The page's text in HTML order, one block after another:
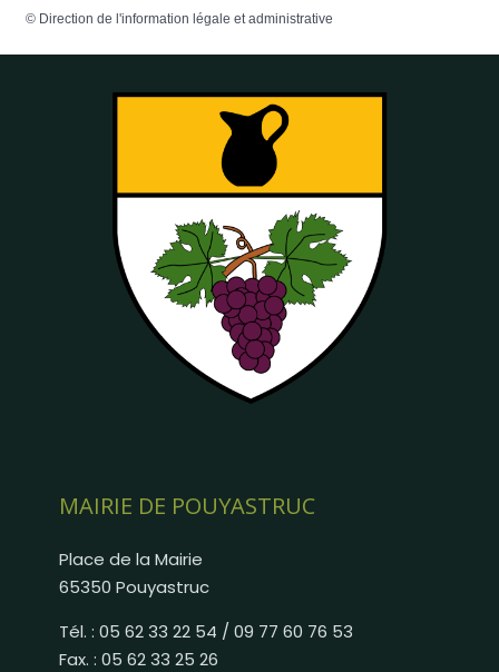
© Direction de l'information légale et administrative
MAIRIE DE POUYASTRUC
Place de la Mairie
65350 Pouyastruc
Tél. : 05 62 33 22 54 / 09 77 60 76 53
Fax. : 05 62 33 25 26